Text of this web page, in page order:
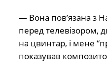
— Вона пов’язана з
перед телевізором,
на цвинтар, і мене
показував